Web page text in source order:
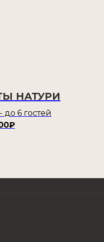
НАТУРИ
до 6 гостей